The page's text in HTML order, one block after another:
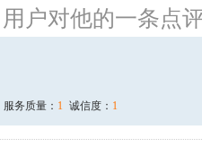
用户对他的一条点
服务质量： 1 诚信度： 1